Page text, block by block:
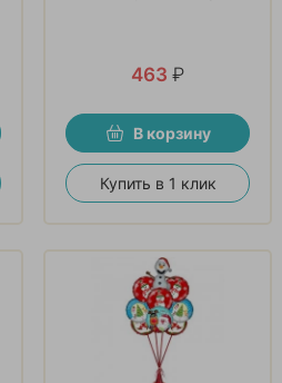
463 ₽
В корзину
Купить в 1 клик